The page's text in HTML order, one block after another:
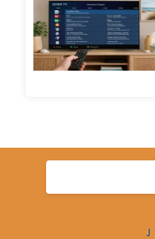
Ricerca